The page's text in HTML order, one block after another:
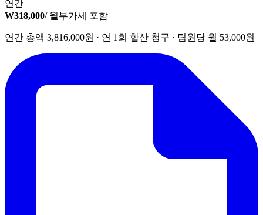
연간
₩318,000/ 월부가세 포함
연간 총액 3,816,000원 · 연 1회 합산 청구 · 팀원당 월 53,000원